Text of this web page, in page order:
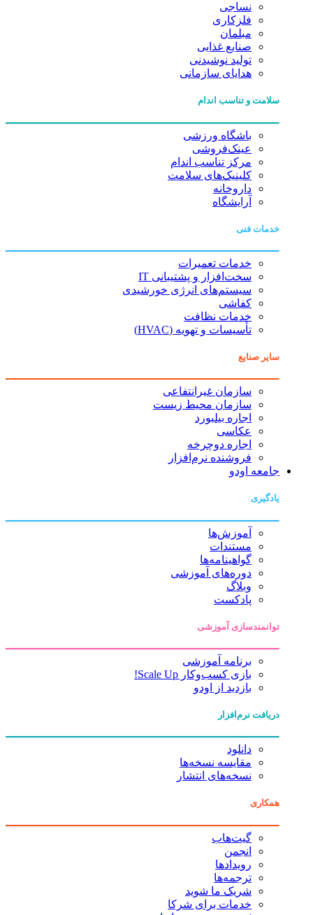
نساجی
فلزکاری
مبلمان
صنایع غذایی
تولید نوشیدنی
هدایای سازمانی
سلامت و تناسب اندام
باشگاه ورزشی
عینک‌فروشی
مرکز تناسب اندام
کلینیک‌های سلامت
داروخانه
آرایشگاه
خدمات فنی
خدمات تعمیرات
سخت‌افزار و پشتیبانی IT
سیستم‌های انرژی خورشیدی
کفاشی
خدمات نظافت
تأسیسات و تهویه (HVAC)
سایر صنایع
سازمان غیرانتفاعی
سازمان محیط زیست
اجاره بیلبورد
عکاسی
اجاره دوچرخه
فروشنده نرم‌افزار
جامعه اودو
یادگیری
آموزش‌ها
مستندات
گواهینامه‌ها
دوره‌های آموزشی
وبلاگ
پادکست
توانمندسازی آموزشی
برنامه آموزشی
بازی کسب‌وکار Scale Up!
بازدید از اودو
دریافت نرم‌افزار
دانلود
مقایسه نسخه‌ها
نسخه‌های انتشار
همکاری
گیت‌هاب
انجمن
رویدادها
ترجمه‌ها
شریک ما شوید
خدمات برای شرکا